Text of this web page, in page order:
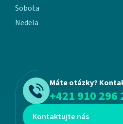
Sobota
Nedela
Máte otázky?
+421 910 296
Kontaktujte nás